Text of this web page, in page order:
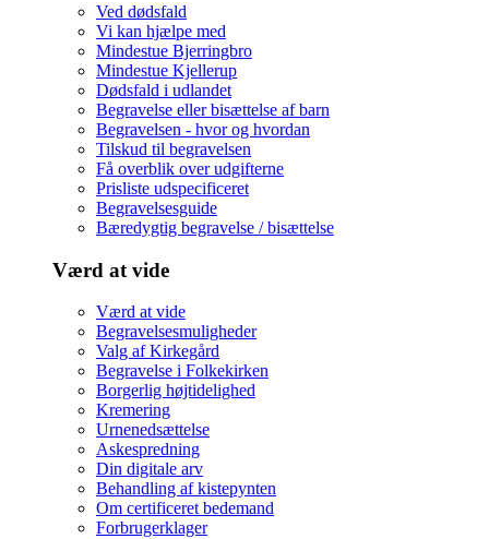
Ved dødsfald
Vi kan hjælpe med
Mindestue Bjerringbro
Mindestue Kjellerup
Dødsfald i udlandet
Begravelse eller bisættelse af barn
Begravelsen - hvor og hvordan
Tilskud til begravelsen
Få overblik over udgifterne
Prisliste udspecificeret
Begravelsesguide
Bæredygtig begravelse / bisættelse
Værd at vide
Værd at vide
Begravelsesmuligheder
Valg af Kirkegård
Begravelse i Folkekirken
Borgerlig højtidelighed
Kremering
Urnenedsættelse
Askespredning
Din digitale arv
Behandling af kistepynten
Om certificeret bedemand
Forbrugerklager